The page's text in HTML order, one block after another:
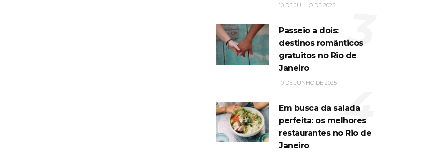
10 DE JULHO DE 2025
Passeio a dois:
destinos românticos
gratuitos no Rio de
Janeiro
10 DE JUNHO DE 2025
3
Em busca da salada
perfeita: os melhores
restaurantes no Rio de
Janeiro
4